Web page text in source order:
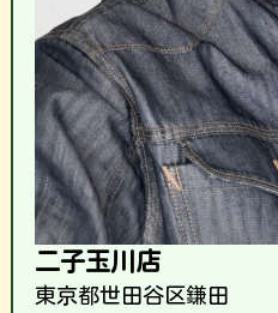
二子玉川店
東京都世田谷区鎌田